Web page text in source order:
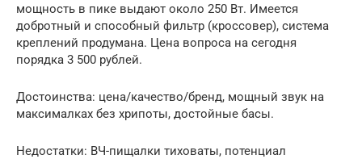
мощность в пике выдают около 250 Вт. Имеется
добротный и способный фильтр (кроссовер), система
креплений продумана. Цена вопроса на сегодня
порядка 3 500 рублей.
Достоинства: цена/качество/бренд, мощный звук на
максималках без хрипоты, достойные басы.
Недостатки: ВЧ-пищалки тиховаты, потенциал